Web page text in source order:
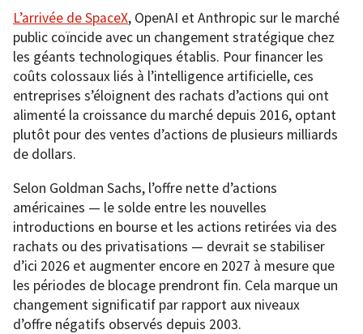
L’arrivée de SpaceX, OpenAI et Anthropic sur le marché
public coïncide avec un changement stratégique chez
les géants technologiques établis. Pour financer les
coûts colossaux liés à l’intelligence artificielle, ces
entreprises s’éloignent des rachats d’actions qui ont
alimenté la croissance du marché depuis 2016, optant
plutôt pour des ventes d’actions de plusieurs milliards
de dollars.
Selon Goldman Sachs, l’offre nette d’actions
américaines — le solde entre les nouvelles
introductions en bourse et les actions retirées via des
rachats ou des privatisations — devrait se stabiliser
d’ici 2026 et augmenter encore en 2027 à mesure que
les périodes de blocage prendront fin. Cela marque un
changement significatif par rapport aux niveaux
d’offre négatifs observés depuis 2003.